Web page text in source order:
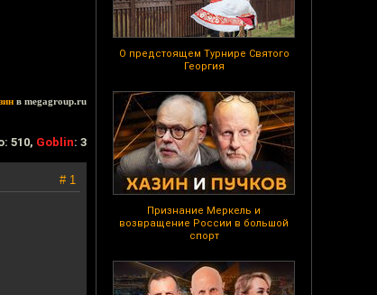
О предстоящем Турнире Святого
Георгия
Признание Меркель и
возвращение России в большой
спорт
в megagroup.ru
510, Goblin: 3
# 1